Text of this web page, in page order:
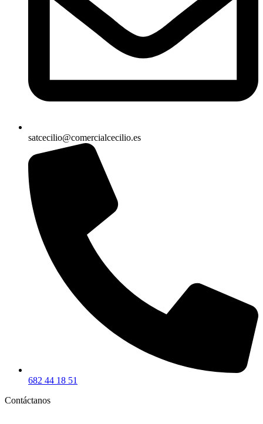
satcecilio@comercialcecilio.es
682 44 18 51
Contáctanos